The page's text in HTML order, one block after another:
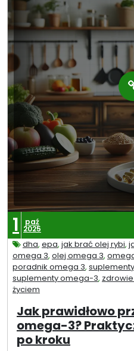
1 paź
2025
dha, epa, jak brać olej rybi,
omega 3, olej omega 3,
poradnik omega 3,
suplementy omega-3,
życiem
Jak prawidłowo
omega-3?
po kroku